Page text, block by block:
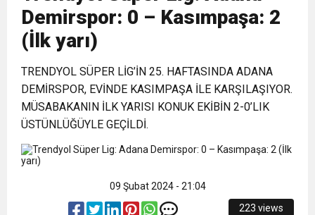
Demirspor: 0 – Kasımpaşa: 2
(İlk yarı)
TRENDYOL SÜPER LİG’İN 25. HAFTASINDA ADANA
DEMİRSPOR, EVİNDE KASIMPAŞA İLE KARŞILAŞIYOR.
MÜSABAKANIN İLK YARISI KONUK EKİBİN 2-0’LIK
ÜSTÜNLÜĞÜYLE GEÇİLDİ.
09 Şubat 2024 - 21:04
223 views